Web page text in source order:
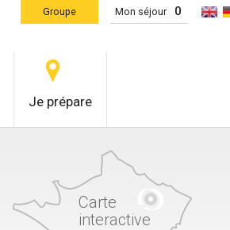
Mon séjour 0
Groupe
Je prépare
Carte
interactive